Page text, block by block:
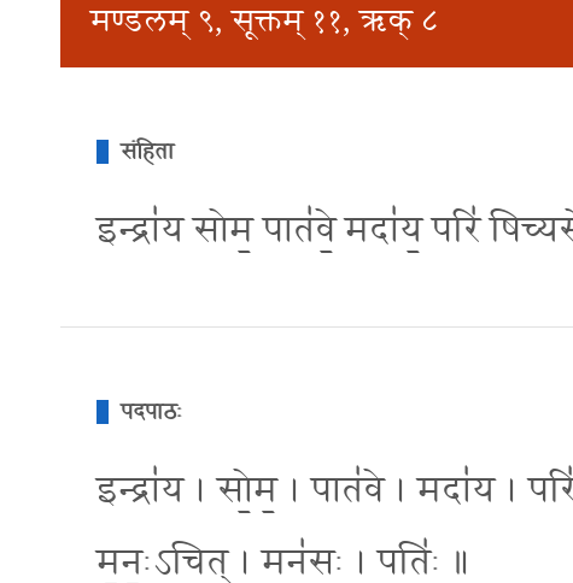
मण्डलम् ९, सूक्तम् ११, ऋक् ८
संहिता
इन्द्रा॑य सोम॒ पात॑वे॒ मदा॑य॒ परि॑
पदपाठः
इन्द्रा॑य । सो॒म॒ । पात॑वे । मदा॑य ।
म॒नः॒ऽचित् । मन॑सः । पतिः॑ ॥